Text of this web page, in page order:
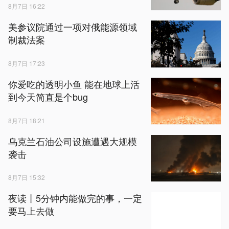
8月7日 16:22
美参议院通过一项对俄能源领域
制裁法案
8月7日 17:23
你爱吃的透明小鱼 能在地球上活
到今天简直是个bug
8月7日 18:21
乌克兰石油公司设施遭遇大规模
袭击
8月7日 15:32
夜读丨5分钟内能做完的事，一定
要马上去做